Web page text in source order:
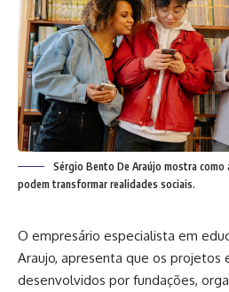
Sérgio Bento De Araújo mostra como
podem transformar realidades sociais.
O empresário especialista em
Araujo, apresenta que os projetos
desenvolvidos por fundações,